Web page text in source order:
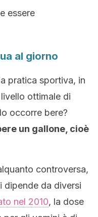
essere
al giorno
pratica sportiva, in
ottimale di
occorre bere?
un gallone, cioè
controversa,
dipende da diversi
nel 2010, la dose